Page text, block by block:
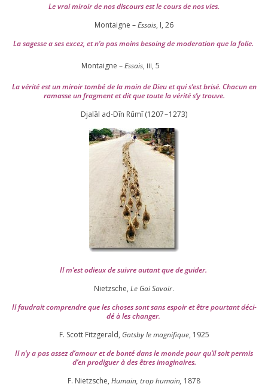
Le vrai miroir de nos dis­cours est le cours de nos vies.
Montaigne –Essais, I, 26
La sagesse a ses excez, et n’a pas moins besoing de mode­ra­tion que la folie.
Montaigne –Essais, III, 5
La véri­té est un miroir tom­bé de la main de Dieu et qui s’est bri­sé. Chacun en
ramasse un frag­ment et dit que toute la véri­té s’y trouve.
Djalāl ad-Dīn Rūmī (1207–1273)
Il m’est odieux de suivre autant que de gui­der.
Nietzsche, Le Gai Savoir.
Il fau­drait com­prendre que les choses sont sans espoir et être pour­tant déci­
dé à les chan­ger.
F. Scott Fitzgerald, Gatsby le magni­fique, 1925
Il n’y a pas assez d’a­mour et de bon­té dans le monde pour qu’il soit per­mis
d’en pro­di­guer à des êtres imaginaires.
F. Nietzsche, Humain, trop humain, 1878